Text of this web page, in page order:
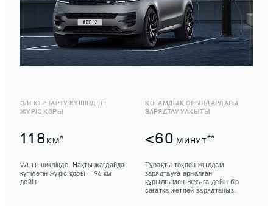
ЭЛЕКТР ТАРТУ КҮШІНДЕГІ
ЖҮРІС ҚОРЫ
118 KM*
WLTP циклінде. Нақты жағдайда
күтілетін жүріс қоры — 96 км
дейін.
ҚОҒАМДЫҚ ОРЫНДАРДАҒЫ
ЗАРЯДТАУ УАҚЫТЫ
<60 МИНУТ**
Тұрақты тоқпен жылдам
зарядтауға арналған
құрылғымен 80%-ға дейін бір
сағатқа жетпей зарядтаңыз.